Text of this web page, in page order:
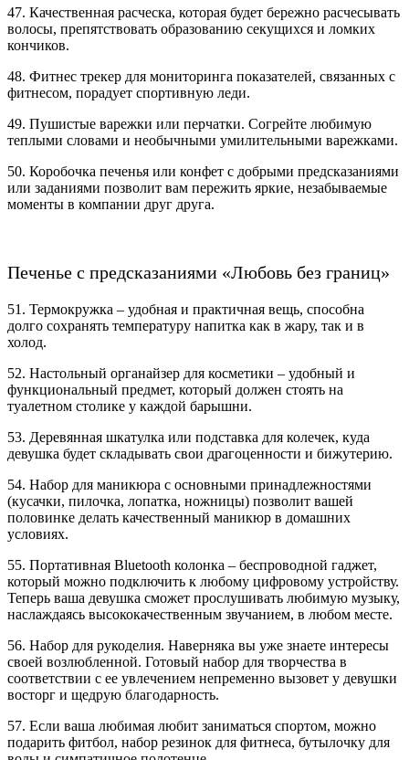
47. Качественная расческа, которая будет бережно расчесывать
волосы, препятствовать образованию секущихся и ломких
кончиков.
48. Фитнес трекер для мониторинга показателей, связанных с
фитнесом, порадует спортивную леди.
49. Пушистые варежки или перчатки. Согрейте любимую
теплыми словами и необычными умилительными варежками.
50. Коробочка печенья или конфет с добрыми предсказаниями
или заданиями позволит вам пережить яркие, незабываемые
моменты в компании друг друга.
Печенье с предсказаниями «Любовь без границ»
51. Термокружка – удобная и практичная вещь, способна
долго сохранять температуру напитка как в жару, так и в
холод.
52. Настольный органайзер для косметики – удобный и
функциональный предмет, который должен стоять на
туалетном столике у каждой барышни.
53. Деревянная шкатулка или подставка для колечек, куда
девушка будет складывать свои драгоценности и бижутерию.
54. Набор для маникюра с основными принадлежностями
(кусачки, пилочка, лопатка, ножницы) позволит вашей
половинке делать качественный маникюр в домашних
условиях.
55. Портативная Bluetooth колонка – беспроводной гаджет,
который можно подключить к любому цифровому устройству.
Теперь ваша девушка сможет прослушивать любимую музыку,
наслаждаясь высококачественным звучанием, в любом месте.
56. Набор для рукоделия. Наверняка вы уже знаете интересы
своей возлюбленной. Готовый набор для творчества в
соответствии с ее увлечением непременно вызовет у девушки
восторг и щедрую благодарность.
57. Если ваша любимая любит заниматься спортом, можно
подарить фитбол, набор резинок для фитнеса, бутылочку для